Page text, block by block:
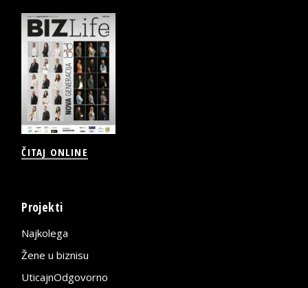
ČITAJ ONLINE
Projekti
Najkolega
Žene u biznisu
UticajnOdgovorno